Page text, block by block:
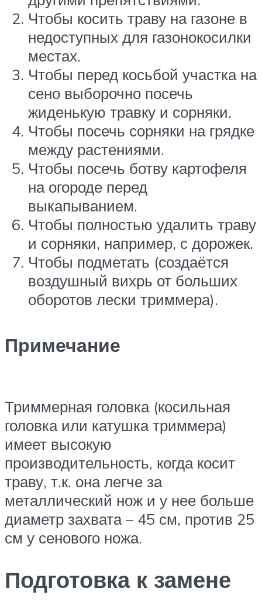
Чтобы косить траву на газоне в
недоступных для газонокосилки
местах.
Чтобы перед косьбой участка на
сено выборочно посечь
жиденькую травку и сорняки.
Чтобы посечь сорняки на грядке
между растениями.
Чтобы посечь ботву картофеля
на огороде перед
выкапыванием.
Чтобы полностью удалить траву
и сорняки, например, с дорожек.
Чтобы подметать (создаётся
воздушный вихрь от больших
оборотов лески триммера).
Примечание
Триммерная головка (косильная
головка или катушка триммера)
имеет высокую
производительность, когда косит
траву, т.к. она легче за
металлический нож и у нее больше
диаметр захвата – 45 см, против 25
см у сенового ножа.
Подготовка к замене